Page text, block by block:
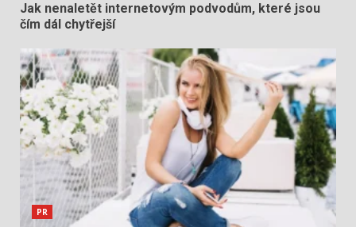
Jak nenaletět internetovým podvodům, které jsou
čím dál chytřejší
PR